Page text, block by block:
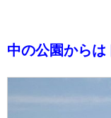
中の公園からは